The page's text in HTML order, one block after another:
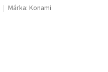
Márka: Konami